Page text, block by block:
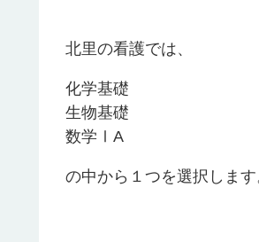
北里の看護では、
化学基礎
生物基礎
数学ⅠA
の中から１つを選択します